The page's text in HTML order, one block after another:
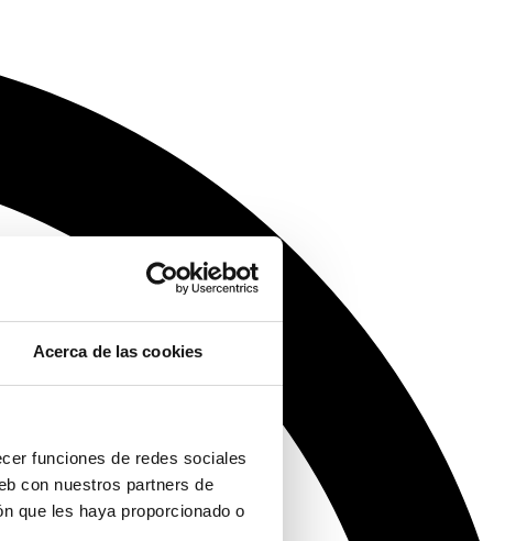
Acerca de las cookies
funciones de redes sociales
con nuestros partners de
que les haya proporcionado o